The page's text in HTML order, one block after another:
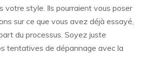
votre style. Ils pourraient vous poser
sur ce que vous avez déjà essayé,
du processus. Soyez juste
tentatives de dépannage avec la